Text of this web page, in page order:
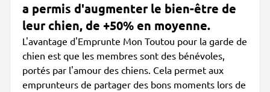
a permis d'augmenter le bien-être de
leur chien, de +50% en moyenne.
L'avantage d'Emprunte Mon Toutou pour la garde de
chien est que les membres sont des bénévoles,
portés par l'amour des chiens. Cela permet aux
emprunteurs de partager des bons moments lors de